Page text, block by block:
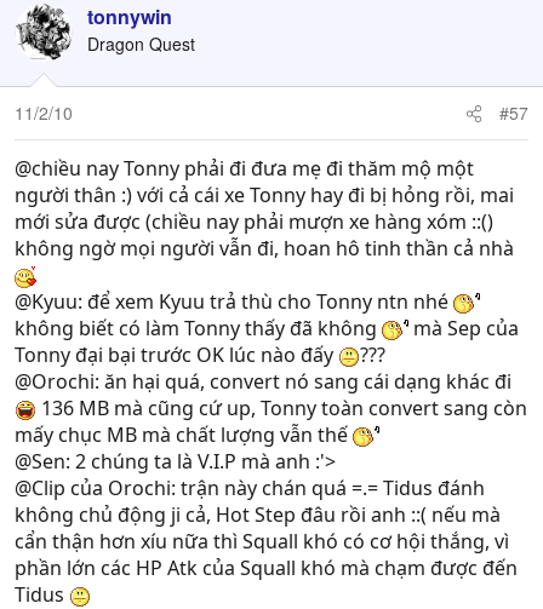
tonnywin
Dragon Quest
11/2/10 #57
@chiều nay Tonny phải đi đưa mẹ đi thăm mộ một
người thân :) với cả cái xe Tonny hay đi bị hỏng rồi, mai
mới sửa được (chiều nay phải mượn xe hàng xóm ::()
không ngờ mọi người vẫn đi, hoan hô tinh thần cả nhà
@Kyuu: để xem Kyuu trả thù cho Tonny ntn nhé
không biết có làm Tonny thấy đã không
mà Sep của
Tonny đại bại trước OK lúc nào đấy
???
@Orochi: ăn hại quá, convert nó sang cái dạng khác đi
136 MB mà cũng cứ up, Tonny toàn convert sang còn
mấy chục MB mà chất lượng vẫn thế
@Sen: 2 chúng ta là V.I.P mà anh :'>
@Clip của Orochi: trận này chán quá =.= Tidus đánh
không chủ động ji cả, Hot Step đâu rồi anh ::( nếu mà
cẩn thận hơn xíu nữa thì Squall khó có cơ hội thắng, vì
phần lớn các HP Atk của Squall khó mà chạm được đến
Tidus